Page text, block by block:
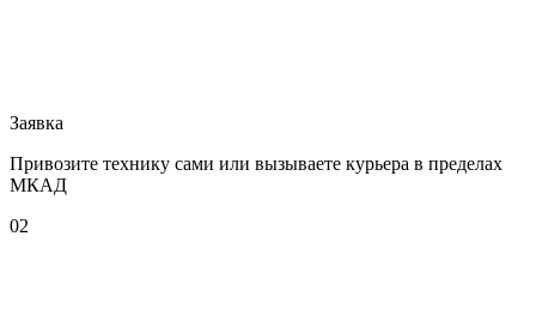
Заявка
Привозите технику сами или вызываете курьера в пределах
МКАД
02